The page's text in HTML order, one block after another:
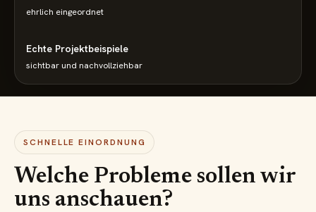
ehrlich eingeordnet
Echte Projektbeispiele
sichtbar und nachvollziehbar
SCHNELLE EINORDNUNG
Welche Probleme sollen wir
uns anschauen?